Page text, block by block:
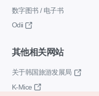
数字图书 / 电子书
Odii
其他相关网站
关于韩国旅游发展局
K-Mice